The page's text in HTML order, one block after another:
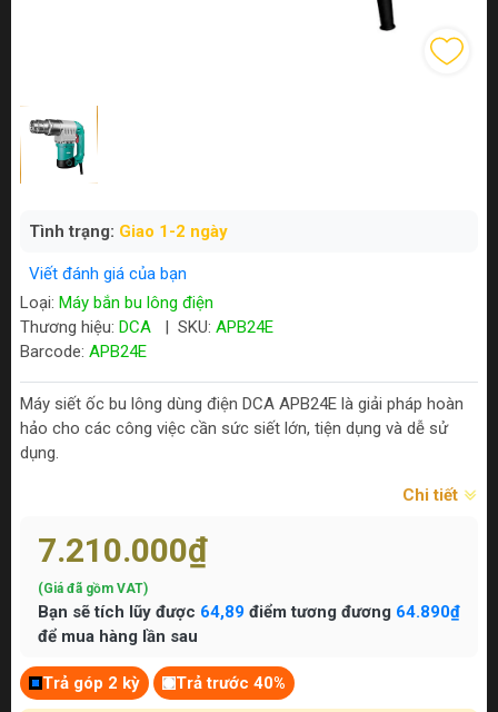
Tình trạng: Giao 1-2 ngày
Viết đánh giá của bạn
Loại: Máy bắn bu lông điện
Thương hiệu: DCA SKU: APB24E
Barcode: APB24E
Máy siết ốc bu lông dùng điện DCA APB24E là giải pháp hoàn
hảo cho các công việc cần sức siết lớn, tiện dụng và dễ sử
dụng.
Chi tiết
7.210.000₫
(Giá đã gồm VAT)
Bạn sẽ tích lũy được 64,89 điểm tương đương 64.890₫
để mua hàng lần sau
Trả góp 2 kỳ Trả trước 40%